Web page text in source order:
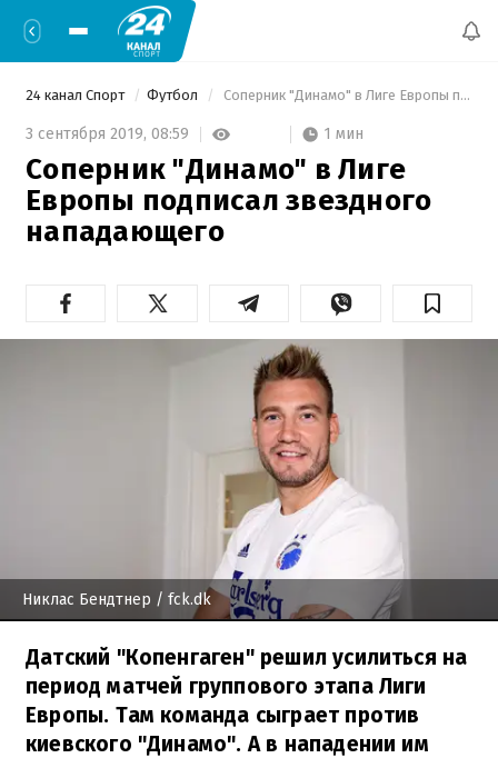
24 канал Спорт Футбол Соперник "Динамо" в Лиге Европы подписал звездного нападающего
3 сентября 2019, 08:59 1 мин
Соперник "Динамо" в Лиге
Европы подписал звездного
нападающего
Никлас Бендтнер / fck.dk
Датский "Копенгаген" решил усилиться на
период матчей группового этапа Лиги
Европы. Там команда сыграет против
киевского "Динамо". А в нападении им